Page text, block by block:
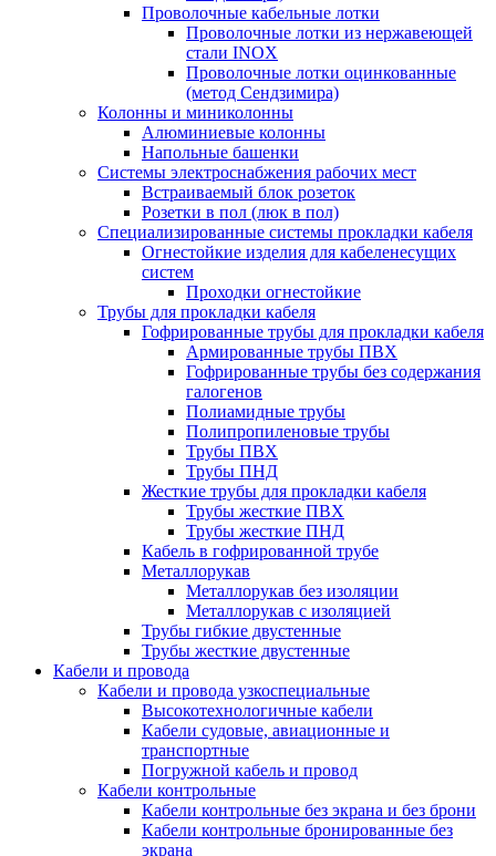
Проволочные кабельные лотки
Проволочные лотки из нержавеющей
стали INOX
Проволочные лотки оцинкованные
(метод Сендзимира)
Колонны и миниколонны
Алюминиевые колонны
Напольные башенки
Системы электроснабжения рабочих мест
Встраиваемый блок розеток
Розетки в пол (люк в пол)
Специализированные системы прокладки кабеля
Огнестойкие изделия для кабеленесущих
систем
Проходки огнестойкие
Трубы для прокладки кабеля
Гофрированные трубы для прокладки кабеля
Армированные трубы ПВХ
Гофрированные трубы без содержания
галогенов
Полиамидные трубы
Полипропиленовые трубы
Трубы ПВХ
Трубы ПНД
Жесткие трубы для прокладки кабеля
Трубы жесткие ПВХ
Трубы жесткие ПНД
Кабель в гофрированной трубе
Металлорукав
Металлорукав без изоляции
Металлорукав с изоляцией
Трубы гибкие двустенные
Трубы жесткие двустенные
Кабели и провода
Кабели и провода узкоспециальные
Высокотехнологичные кабели
Кабели судовые, авиационные и
транспортные
Погружной кабель и провод
Кабели контрольные
Кабели контрольные без экрана и без брони
Кабели контрольные бронированные без
экрана